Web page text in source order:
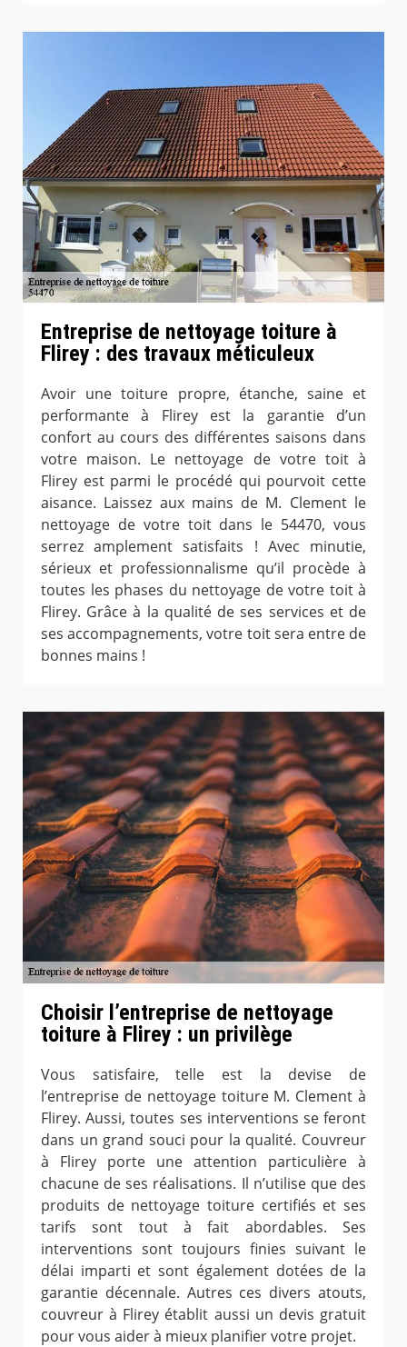
Entreprise de nettoyage toiture à
Flirey : des travaux méticuleux
Avoir une toiture propre, étanche, saine et
performante à Flirey est la garantie d’un
confort au cours des différentes saisons dans
votre maison. Le nettoyage de votre toit à
Flirey est parmi le procédé qui pourvoit cette
aisance. Laissez aux mains de M. Clement le
nettoyage de votre toit dans le 54470, vous
serrez amplement satisfaits ! Avec minutie,
sérieux et professionnalisme qu’il procède à
toutes les phases du nettoyage de votre toit à
Flirey. Grâce à la qualité de ses services et de
ses accompagnements, votre toit sera entre de
bonnes mains !
Choisir l’entreprise de nettoyage
toiture à Flirey : un privilège
Vous satisfaire, telle est la devise de
l’entreprise de nettoyage toiture M. Clement à
Flirey. Aussi, toutes ses interventions se feront
dans un grand souci pour la qualité. Couvreur
à Flirey porte une attention particulière à
chacune de ses réalisations. Il n’utilise que des
produits de nettoyage toiture certifiés et ses
tarifs sont tout à fait abordables. Ses
interventions sont toujours finies suivant le
délai imparti et sont également dotées de la
garantie décennale. Autres ces divers atouts,
couvreur à Flirey établit aussi un devis gratuit
pour vous aider à mieux planifier votre projet.